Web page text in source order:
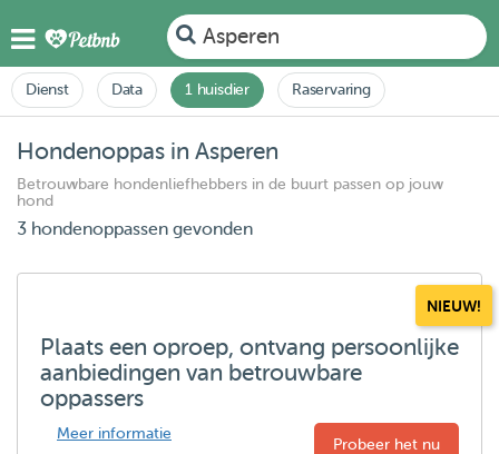
Asperen
Dienst Data 1 huisdier Raservaring
Hondenoppas in Asperen
Betrouwbare hondenliefhebbers in de buurt passen op jouw
hond
3 hondenoppassen gevonden
NIEUW!
Plaats een oproep, ontvang persoonlijke
aanbiedingen van betrouwbare
oppassers
Meer informatie
Probeer het nu